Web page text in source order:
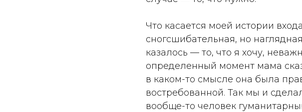
Что касается моей истории
сногсшибательная, но
казалось — то, что я хочу,
определенный момент мама
в каком-то смысле она была
востребованной. Так мы и
вообще-то человек